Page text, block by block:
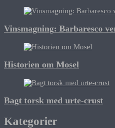
Vinsmagning: Barbaresco
Historien om Mosel
Bagt torsk med urte-crust
Kategorier